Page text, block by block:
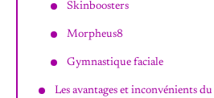
Skinboosters
Morpheus8
Gymnastique faciale
Les avantages et inconvénients